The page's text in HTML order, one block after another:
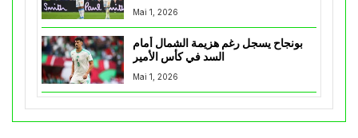
Mai 1, 2026
بونجاح يسجل رغم هزيمة الشمال أمام
السد في كأس الأمير
Mai 1, 2026